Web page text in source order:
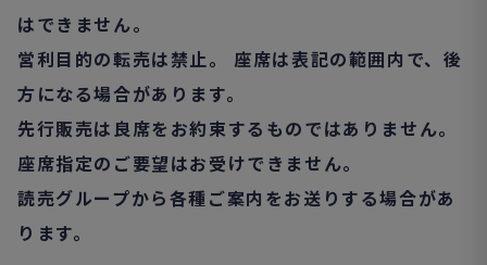
はできません。
営利目的の転売は禁止。 座席は表記の範囲内で、 後
方になる場合があります。
先行販売は良席をお約束するものではありません。
座席指定のご要望はお受けできません。
読売グループから各種ご案内をお送りする場合があ
ります。